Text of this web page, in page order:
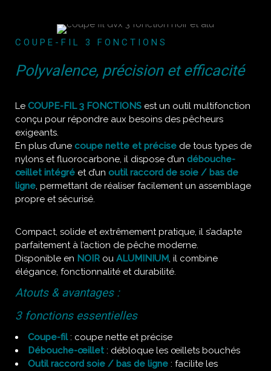
COUPE-FIL 3 FONCTIONS
Polyvalence, précision et efficacité
Le COUPE-FIL 3 FONCTIONS est un outil multifonction
conçu pour répondre aux besoins des pêcheurs
exigeants.
En plus d’une coupe nette et précise de tous types de
nylons et fluorocarbone, il dispose d’un débouche-
œillet intégré et d’un outil raccord de soie / bas de
ligne, permettant de réaliser facilement un assemblage
propre et sécurisé.
Compact, solide et extrêmement pratique, il s’adapte
parfaitement à l’action de pêche moderne.
Disponible en NOIR ou ALUMINIUM, il combine
élégance, fonctionnalité et durabilité.
Atouts & avantages :
3 fonctions essentielles
Coupe-fil: coupe nette et précise
Débouche-œillet : débloque les œillets bouchés
Outil raccord soie / bas de ligne : facilite les